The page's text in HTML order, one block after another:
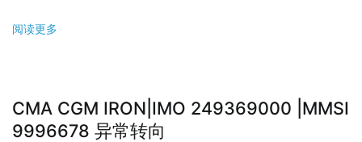
阅读更多
CMA CGM IRON|IMO 249369000 |MMSI
9996678 异常转向